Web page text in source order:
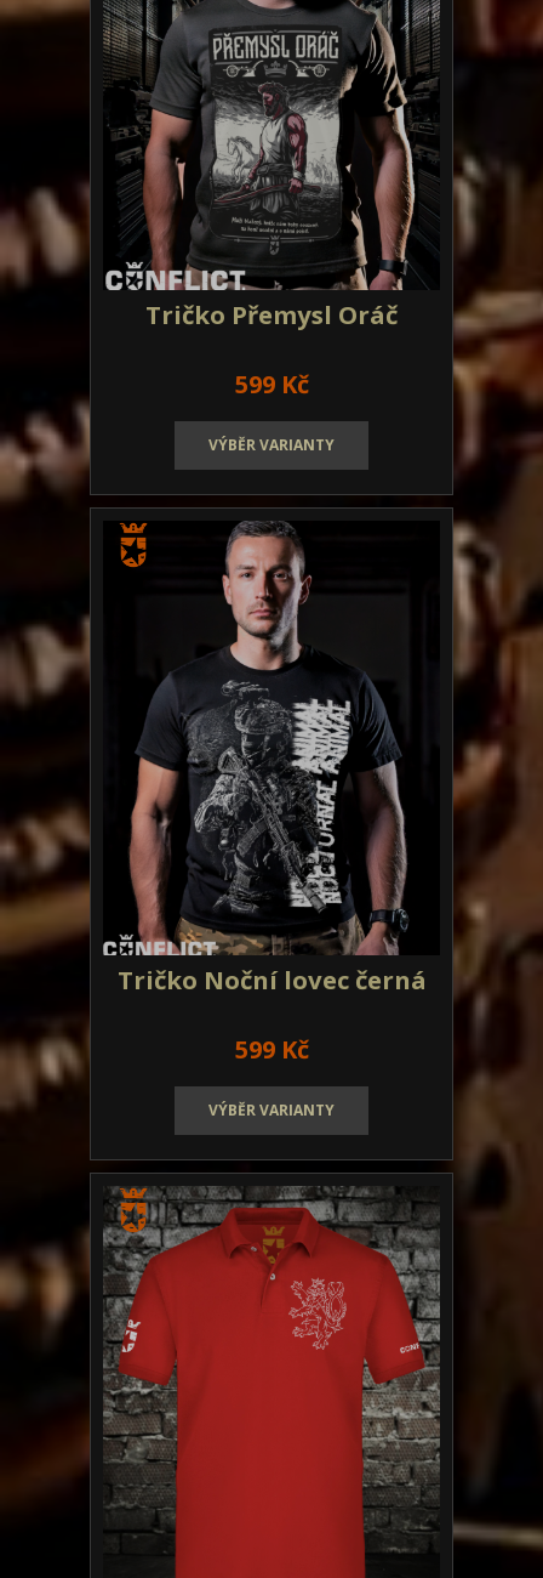
Tričko Přemysl Oráč
599 Kč
Tričko Noční lovec černá
599 Kč